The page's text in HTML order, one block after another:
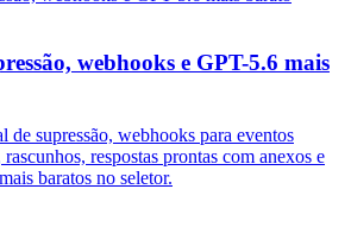
webhooks e GPT-5.6 mais
de supressão, webhooks para eventos
respostas prontas com anexos e
baratos no seletor.